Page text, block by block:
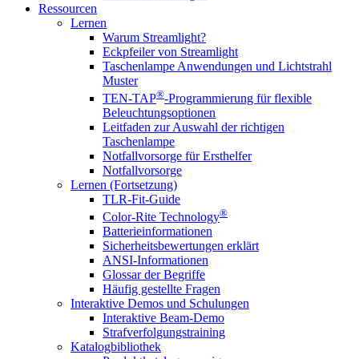
Ressourcen
Lernen
Warum Streamlight?
Eckpfeiler von Streamlight
Taschenlampe Anwendungen und Lichtstrahl
Muster
TEN-TAP®-Programmierung für flexible
Beleuchtungsoptionen
Leitfaden zur Auswahl der richtigen
Taschenlampe
Notfallvorsorge für Ersthelfer
Notfallvorsorge
Lernen (Fortsetzung)
TLR-Fit-Guide
Color-Rite Technology®
Batterieinformationen
Sicherheitsbewertungen erklärt
ANSI-Informationen
Glossar der Begriffe
Häufig gestellte Fragen
Interaktive Demos und Schulungen
Interaktive Beam-Demo
Strafverfolgungstraining
Katalogbibliothek